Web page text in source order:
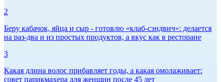
2
Беру кабачок, яйца и сыр - готовлю «клаб-сэндвич»: делается
на раз-два и из простых продуктов, а вкус как в ресторане
3
Какая длина волос прибавляет годы, а какая омолаживает:
совет парикмахера для женщин после 45 лет